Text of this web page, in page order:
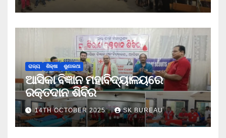
ରାଜ୍ୟ ଶିକ୍ଷା ଶୁଣାକଥା
ଆସିକା ବିଜ୍ଞାନ ମହାବିଦ୍ୟାଳୟରେ
ରକ୍ତଦାନ ଶିବିର
14TH OCTOBER 2025 SK BUREAU